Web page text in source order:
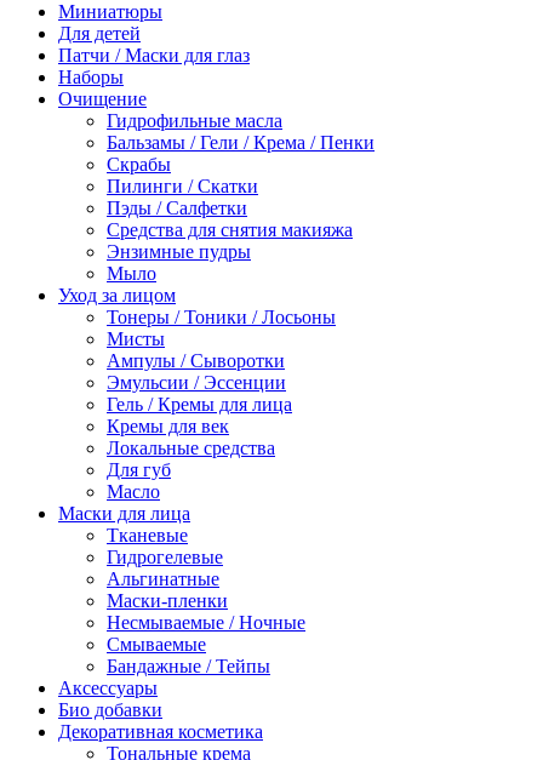
Миниатюры
Для детей
Патчи / Маски для глаз
Наборы
Очищение
Гидрофильные масла
Бальзамы / Гели / Крема / Пенки
Скрабы
Пилинги / Скатки
Пэды / Салфетки
Средства для снятия макияжа
Энзимные пудры
Мыло
Уход за лицом
Тонеры / Тоники / Лосьоны
Мисты
Ампулы / Сыворотки
Эмульсии / Эссенции
Гель / Кремы для лица
Кремы для век
Локальные средства
Для губ
Масло
Маски для лица
Тканевые
Гидрогелевые
Альгинатные
Маски-пленки
Несмываемые / Ночные
Смываемые
Бандажные / Тейпы
Аксессуары
Био добавки
Декоративная косметика
Тональные крема